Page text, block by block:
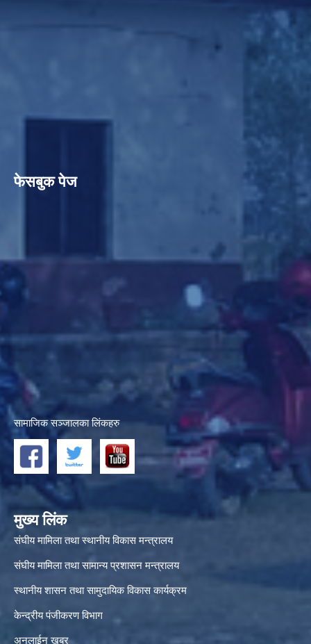
फेसबुक पेज
सामाजिक सञ्जालका लिंकहरु
मुख्य लिंक
संघीय मामिला तथा स्थानीय विकास मन्त्रालय
संघीय मामिला तथा सामान्य प्रशासन मन्त्रालय
स्थानीय शासन तथा सामुदायिक विकास कार्यक्रम
केन्द्रीय पंजीकरण विभाग
अनलाईन खबर